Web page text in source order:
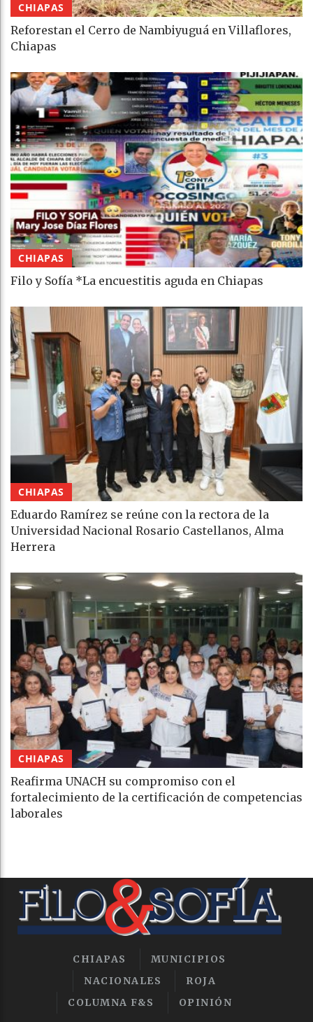
CHIAPAS
Reforestan el Cerro de Nambiyuguá en Villaflores,
Chiapas
CHIAPAS
Filo y Sofía *La encuestitis aguda en Chiapas
CHIAPAS
Eduardo Ramírez se reúne con la rectora de la
Universidad Nacional Rosario Castellanos, Alma
Herrera
CHIAPAS
Reafirma UNACH su compromiso con el
fortalecimiento de la certificación de competencias
laborales
CHIAPAS
MUNICIPIOS
NACIONALES
ROJA
COLUMNA F&S
OPINIÓN